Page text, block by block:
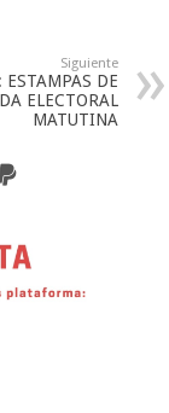
Siguiente
ESTAMPAS DE
ELECTORAL
MATUTINA